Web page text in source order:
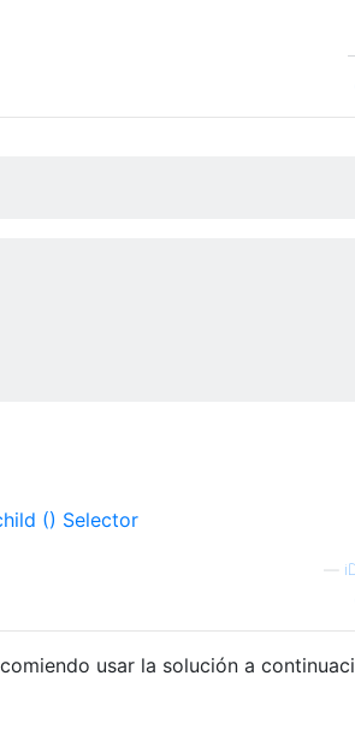
() Selector
usar la solución a